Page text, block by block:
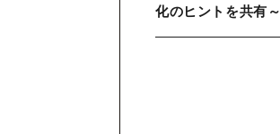
化のヒントを共有～